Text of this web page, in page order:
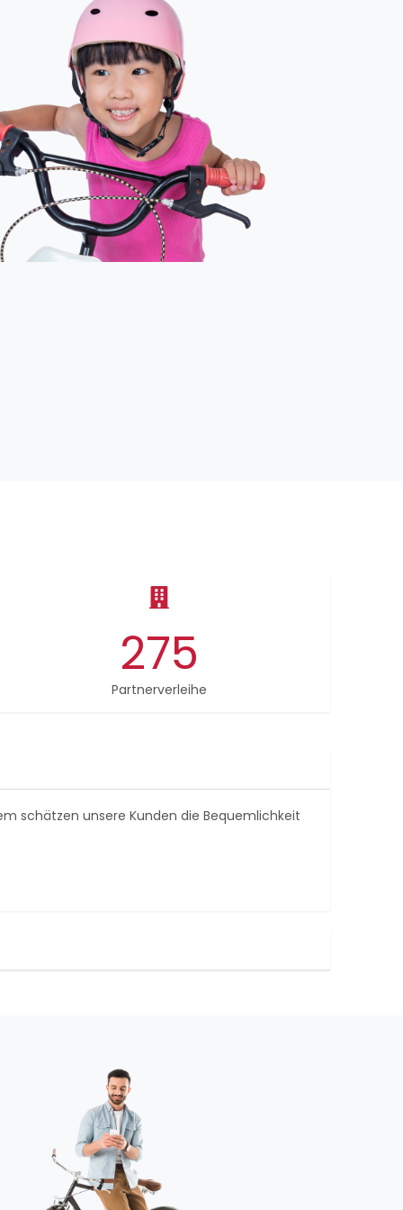
275
Partnerverleihe
schätzen unsere Kunden die Bequemlichkeit